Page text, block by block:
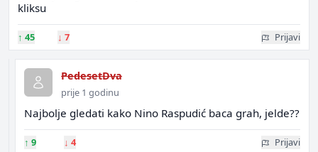
kliksu
↑ 45 ↓ 7 Prijavi
PedesetDva
prije 1 godinu
Najbolje gledati kako Nino Raspudić baca grah, jelde??
↑ 9 ↓ 4 Prijavi